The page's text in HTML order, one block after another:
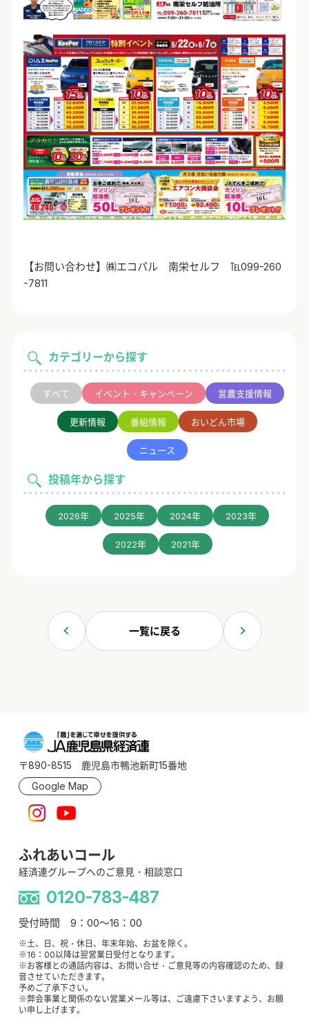
カテゴリーから探す
すべて イベント・キャンペーン 営農支援情報
更新情報 番組情報 おいどん市場
ニュース
投稿年から探す
2026年 2025年 2024年 2023年
2022年 2021年
【お問い合わせ】㈱エコパル 南栄セルフ ℡099-260
-7811
一覧に戻る
〒890-8515 鹿児島市鴨池新町15番地
Google Map
ふれあいコール
経済連グループへのご意見・相談窓口
0120-783-487
受付時間 9：00～16：00
※土、日、祝・休日、年末年始、お盆を除く。
※16：00以降は翌営業日受付となります。
※お客様との通話内容は、お問い合せ・ご意見等の内容確認のため、録
音させていただきます。
予めご了承下さい。
※弊会事業と関係のない営業メール等は、ご遠慮下さいますよう、お願
い申し上げます。